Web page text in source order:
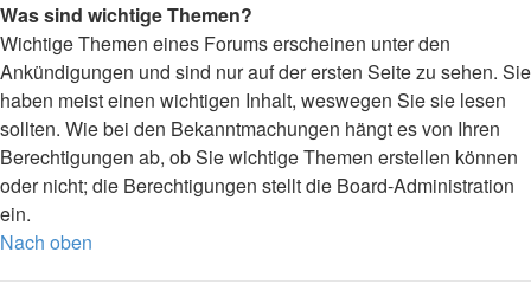
Was sind wichtige Themen?
Wichtige Themen eines Forums erscheinen unter den
Ankündigungen und sind nur auf der ersten Seite zu sehen. Sie
haben meist einen wichtigen Inhalt, weswegen Sie sie lesen
sollten. Wie bei den Bekanntmachungen hängt es von Ihren
Berechtigungen ab, ob Sie wichtige Themen erstellen können
oder nicht; die Berechtigungen stellt die Board-Administration
ein.
Nach oben